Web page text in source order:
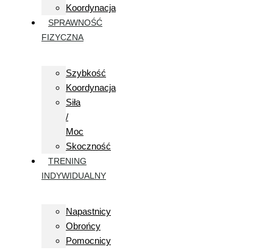
Koordynacja
SPRAWNOŚĆ
FIZYCZNA
Szybkość
Koordynacja
Siła
/
Moc
Skoczność
TRENING
INDYWIDUALNY
Napastnicy
Obrońcy
Pomocnicy